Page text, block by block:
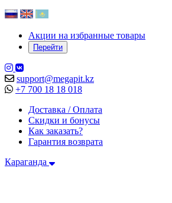
Акции на избранные товары
Перейти
support@megapit.kz
+7 700 18 18 018
Доставка / Оплата
Скидки и бонусы
Как заказать?
Гарантия возврата
Караганда